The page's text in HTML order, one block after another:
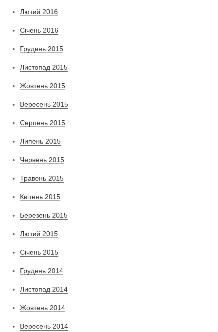
Лютий 2016
Січень 2016
Грудень 2015
Листопад 2015
Жовтень 2015
Вересень 2015
Серпень 2015
Липень 2015
Червень 2015
Травень 2015
Квітень 2015
Березень 2015
Лютий 2015
Січень 2015
Грудень 2014
Листопад 2014
Жовтень 2014
Вересень 2014